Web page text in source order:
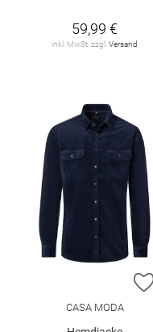
59,99 €
inkl. MwSt. zzgl. Versand
CASA MODA